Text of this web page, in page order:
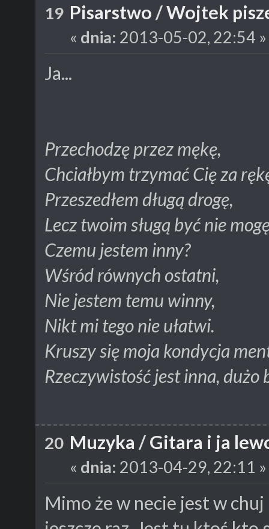
19 Pisarstwo /Wojtek
« dnia: 2013-05-02, 22:54 »
Ja...
Przechodzę przez mękę,
Chciałbym trzymać Cię za
Przeszedłem długą drogę,
Lecz twoim sługą być nie
Czemu jestem inny?
Wśród równych ostatni,
Nie jestem temu winny,
Nikt mi tego nie ułatwi.
Kruszy się moja kondycja
Rzeczywistość jest inna,
20 Muzyka /Gitara i ja
« dnia: 2013-04-29, 22:11 »
Mimo że w necie jest w